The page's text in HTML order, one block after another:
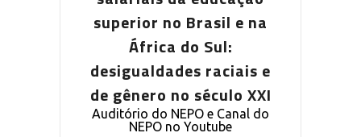
superior no Brasil e na
África do Sul:
desigualdades raciais e
de gênero no século XXI
Auditório do NEPO e Canal do
NEPO no Youtube